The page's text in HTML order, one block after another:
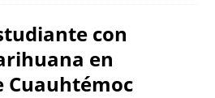
con
en
Cuauhtémoc